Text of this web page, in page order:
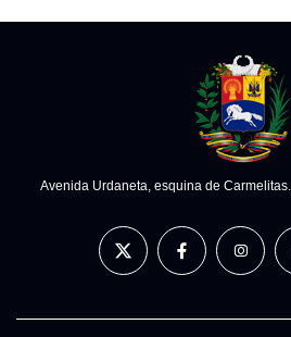
Avenida Urdaneta, esquina de